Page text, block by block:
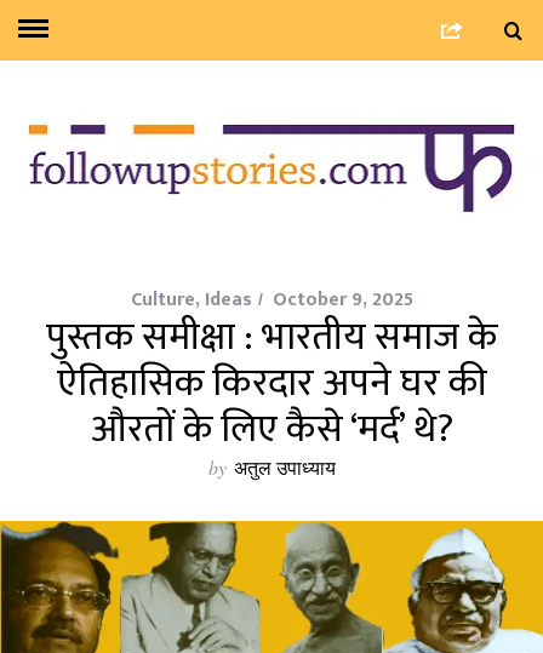
Culture, Ideas October 9, 2025
पुस्तक समीक्षा : भारतीय समाज के
ऐतिहासिक किरदार अपने घर की
औरतों के लिए कैसे ‘मर्द’ थे?
by अतुल उपाध्याय